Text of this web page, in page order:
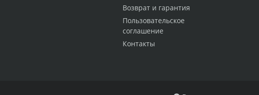
Возврат и гарантия
Пользовательское
соглашение
Контакты